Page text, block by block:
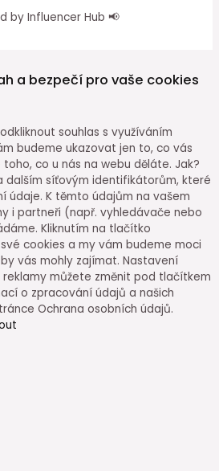
by Influencer Hub 📢
a bezpečí pro vaše cookies
souhlas s využíváním
budeme ukazovat jen to, co vás
co u nás na webu děláte. Jak?
dalším síťovým identifikátorům, které
údaje. K těmto údajům na vašem
i partneři (např. vyhledávače nebo
Kliknutím na tlačítko
cookies a my vám budeme moci
vás mohly zajímat. Nastavení
můžete změnit pod tlačítkem
o zpracování údajů a našich
Ochrana osobních údajů.